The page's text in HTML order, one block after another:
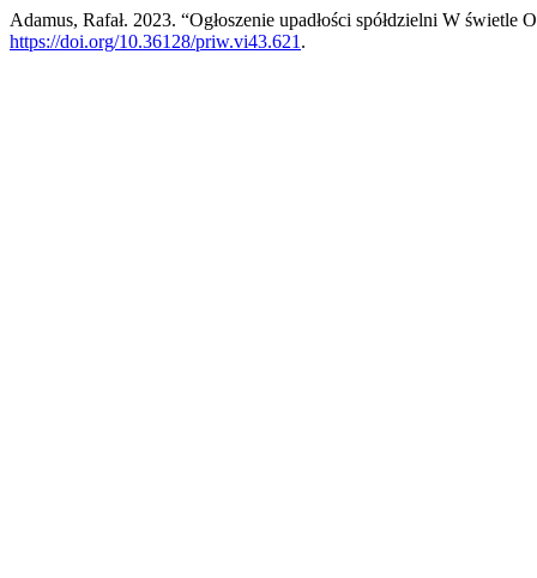
Adamus, Rafał. 2023. “Ogłoszenie upadłości spółdzielni W świetle
https://doi.org/10.36128/priw.vi43.621 .